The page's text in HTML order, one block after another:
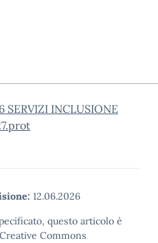
SERVIZI INCLUSIONE
12.06.2026
questo articolo è
Commons